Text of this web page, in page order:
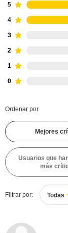
5
4
3
2
1
0
Ordenar por
Mejores
Usuarios que
más
Filtrar por: Todas